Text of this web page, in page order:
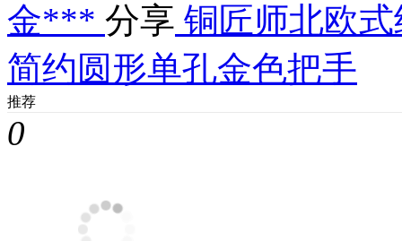
金*** 分享 铜匠师北欧
简约圆形单孔金色把手
推荐
0